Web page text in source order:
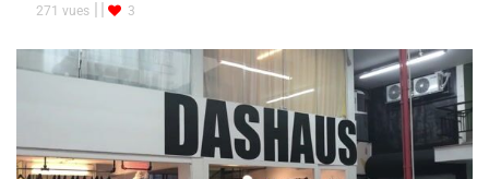
271 vues
3